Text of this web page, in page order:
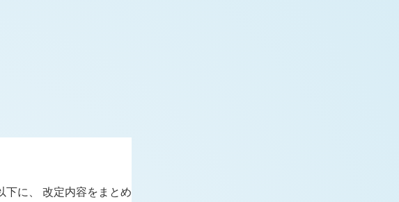
下に、 改定内容をまとめ